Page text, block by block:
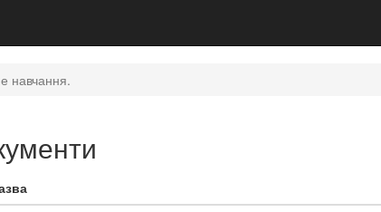
навчання.